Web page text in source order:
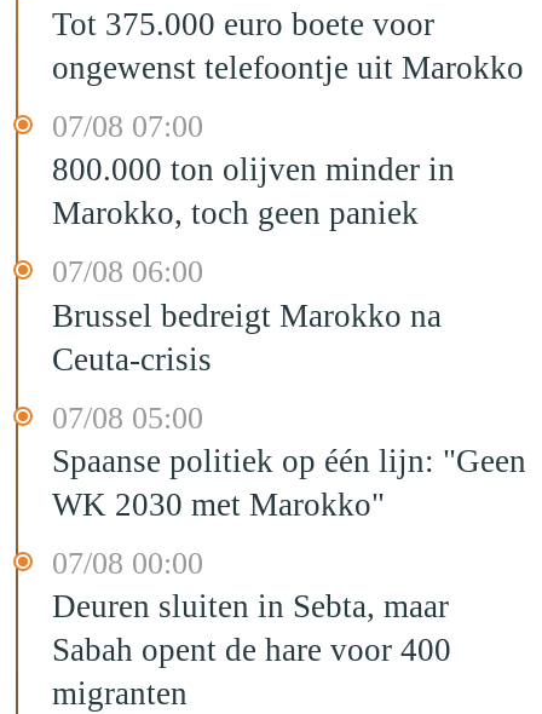
Tot 375.000 euro boete voor
ongewenst telefoontje uit Marokko
07/08 07:00
800.000 ton olijven minder in
Marokko, toch geen paniek
07/08 06:00
Brussel bedreigt Marokko na
Ceuta-crisis
07/08 05:00
Spaanse politiek op één lijn: "Geen
WK 2030 met Marokko"
07/08 00:00
Deuren sluiten in Sebta, maar
Sabah opent de hare voor 400
migranten